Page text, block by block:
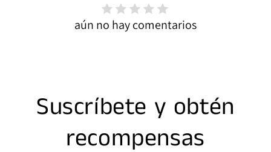
aún no hay comentarios
Suscríbete y obtén
recompensas